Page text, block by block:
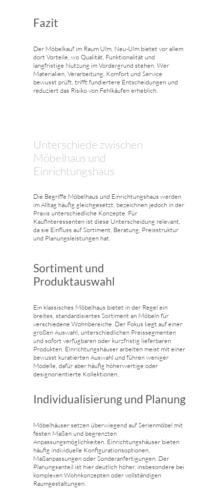
Fazit
Der Möbelkauf im Raum Ulm, Neu-Ulm bietet vor allem
dort Vorteile, wo Qualität, Funktionalität und
langfristige Nutzung im Vordergrund stehen. Wer
Materialien, Verarbeitung, Komfort und Service
bewusst prüft, trifft fundiertere Entscheidungen und
reduziert das Risiko von Fehlkäufen erheblich.
Unterschiede zwischen
Möbelhaus und
Einrichtungshaus
Die Begriffe Möbelhaus und Einrichtungshaus werden
im Alltag häufig gleichgesetzt, bezeichnen jedoch in der
Praxis unterschiedliche Konzepte. Für
Kaufinteressenten ist diese Unterscheidung relevant,
da sie Einfluss auf Sortiment, Beratung, Preisstruktur
und Planungsleistungen hat.
Sortiment und
Produktauswahl
Ein klassisches Möbelhaus bietet in der Regel ein
breites, standardisiertes Sortiment an Möbeln für
verschiedene Wohnbereiche. Der Fokus liegt auf einer
großen Auswahl, unterschiedlichen Preissegmenten
und sofort verfügbaren oder kurzfristig lieferbaren
Produkten. Einrichtungshäuser arbeiten meist mit einer
bewusst kuratierten Auswahl und führen weniger
Modelle, dafür aber häufig höherwertige oder
designorientierte Kollektionen..
Individualisierung und Planung
Möbelhäuser setzen überwiegend auf Serienmöbel mit
festen Maßen und begrenzten
Anpassungsmöglichkeiten. Einrichtungshäuser bieten
häufig individuelle Konfigurationsoptionen,
Maßanpassungen oder Sonderanfertigungen. Der
Planungsanteil ist hier deutlich höher, insbesondere bei
komplexen Wohnkonzepten oder vollständigen
Raumgestaltungen.